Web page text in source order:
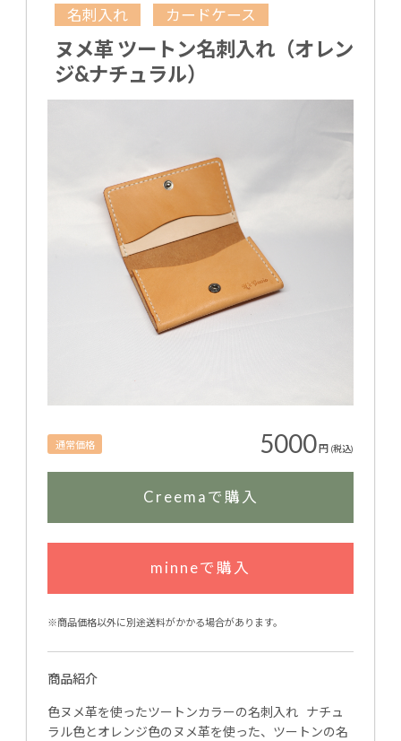
名刺入れ カードケース
ヌメ革 ツートン名刺入れ（オレン
ジ&ナチュラル）
通常価格 5000円 (税込)
Creemaで購入
minneで購入
※商品価格以外に別途送料がかかる場合があります。
商品紹介
色ヌメ革を使ったツートンカラーの名刺入れ ナチュ
ラル色とオレンジ色のヌメ革を使った、ツートンの名